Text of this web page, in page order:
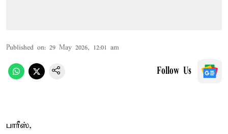
Published on: 29 May 2026, 12:01 am
Follow Us
பாரீஸ்,